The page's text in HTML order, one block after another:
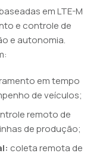
em LTE-M
e controle de
e autonomia.
em tempo
de veículos;
remoto de
de produção;
coleta remota de